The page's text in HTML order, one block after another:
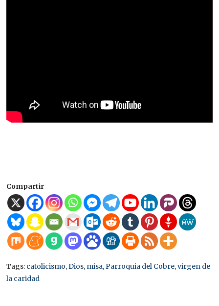
Compartir
Tags: catolicismo,Dios, misa,Parroquia del Cobre,virgen de
la caridad